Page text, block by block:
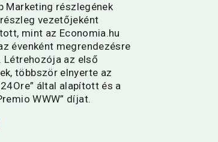
Marketing részlegének
vezetőjeként
mint az Economia.hu
évenként megrendezésre
Létrehozója az első
többször elnyerte az
által alapított és a
WWW” díjat.